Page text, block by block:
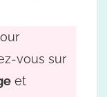
vous sur
et